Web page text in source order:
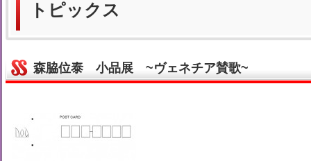
トピックス
森脇位泰 小品展 ~ヴェネチア賛歌~